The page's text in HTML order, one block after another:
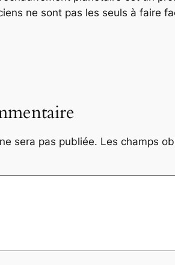
ne sont pas les seuls à faire
sera pas publiée. Les champs